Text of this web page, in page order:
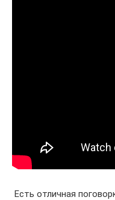
Есть отличная